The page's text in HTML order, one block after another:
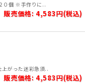
０個 ※手作りに..
販売価格: 4,583円(税込)
がった迷彩急須..
販売価格: 4,583円(税込)